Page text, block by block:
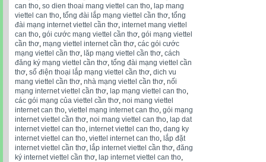
can tho, so dien thoai mang viettel can tho, lap mang
viettel can tho, tổng đài lắp mạng viettel cần thơ, tổng
đài mạng internet viettel cần thơ, internet mang viettel
can tho, gói cước mạng viettel cần thơ, gói mạng viettel
cần thơ, mạng viettel internet cần thơ, các gói cước
mạng viettel cần thơ, lăp mạng viettel cần thơ, cách
đăng ký mạng viettel cần thơ, tổng đài mạng viettel cần
thơ, số điện thoại lắp mạng viettel cần thơ, dich vu
mang viettel cần thơ, nhà mạng viettel cần thơ, nối
mạng internet viettel cần thơ, lap mạng viettel can tho,
các gói mạng của viettel cần thơ, noi mang viettel
internet can tho, viettel mạng internet can tho, gói mạng
internet viettel cần thơ, noi mang viettel can tho, lap dat
internet viettel can tho, internet viettel can tho, dang ky
internet viettel can tho, viettel internet can tho, lắp đặt
internet viettel cần thơ, lắp internet viettel cần thơ, đăng
ký internet viettel cần thơ, lap internet viettel can tho,